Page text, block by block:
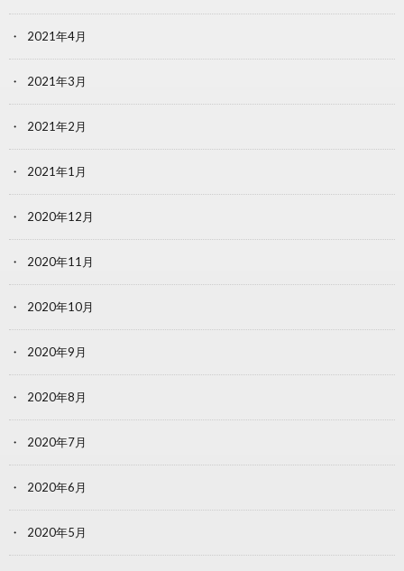
2021年4月
2021年3月
2021年2月
2021年1月
2020年12月
2020年11月
2020年10月
2020年9月
2020年8月
2020年7月
2020年6月
2020年5月